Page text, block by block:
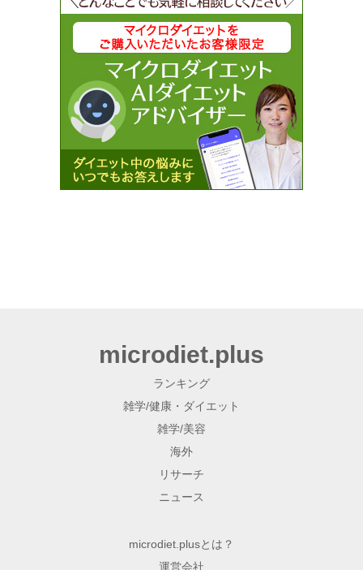
microdiet.plus
ランキング
雑学/健康・ダイエット
雑学/美容
海外
リサーチ
ニュース
microdiet.plusとは？
運営会社